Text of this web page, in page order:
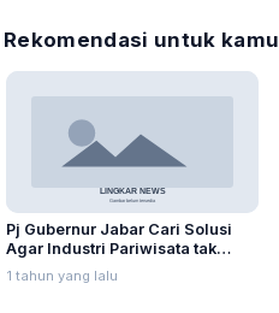
Rekomendasi untuk kamu
Pj Gubernur Jabar Cari Solusi
Agar Industri Pariwisata tak
Terdampak Akibat Efisiensi
Anggaran
1 tahun yang lalu